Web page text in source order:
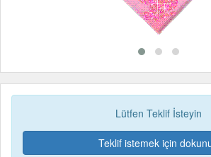
Lütfen Teklif İsteyin
Teklif istemek için